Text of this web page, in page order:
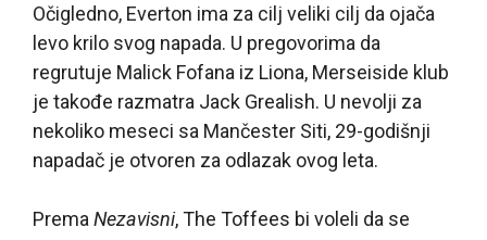
Očigledno, Everton ima za cilj veliki cilj da ojača
levo krilo svog napada. U pregovorima da
regrutuje Malick Fofana iz Liona, Merseiside klub
je takođe razmatra Jack Grealish. U nevolji za
nekoliko meseci sa Mančester Siti, 29-godišnji
napadač je otvoren za odlazak ovog leta.
Prema Nezavisni, The Toffees bi voleli da se